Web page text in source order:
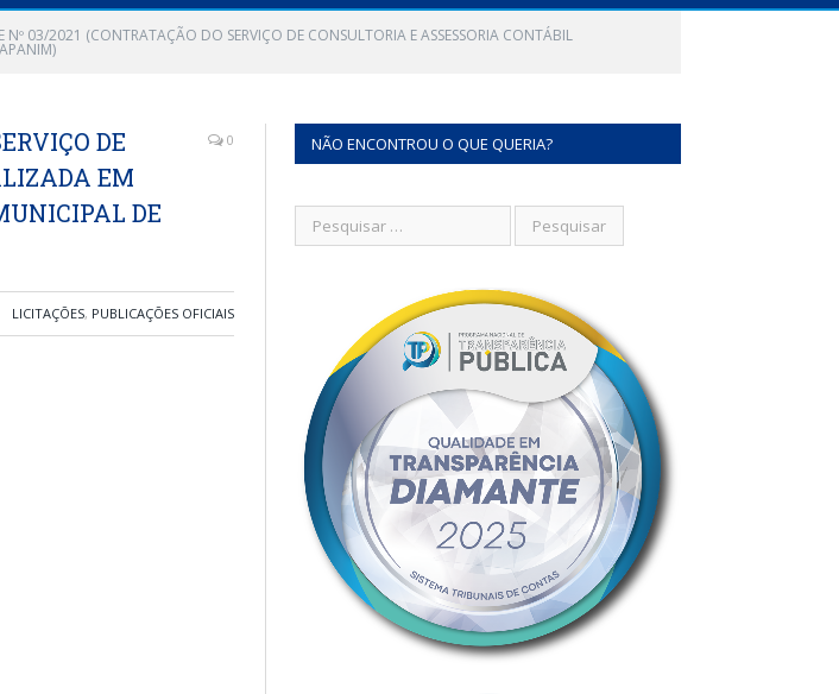
Nº 03/2021 (CONTRATAÇÃO DO SERVIÇO DE CONSULTORIA E ASSESSORIA CONTÁBIL
DE
EM
DE
0
LICITAÇÕES, PUBLICAÇÕES OFICIAIS
NÃO ENCONTROU O QUE QUERIA?